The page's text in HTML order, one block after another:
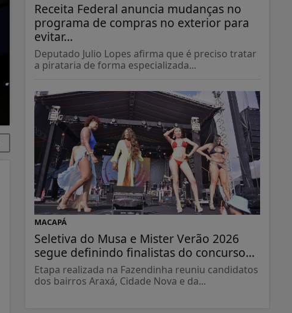
Receita Federal anuncia mudanças no
programa de compras no exterior para
evitar...
Deputado Julio Lopes afirma que é preciso tratar
a pirataria de forma especializada...
MACAPÁ
Seletiva do Musa e Mister Verão 2026
segue definindo finalistas do concurso...
Etapa realizada na Fazendinha reuniu candidatos
dos bairros Araxá, Cidade Nova e da...